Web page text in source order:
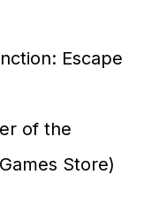
Escape
of the
Store)